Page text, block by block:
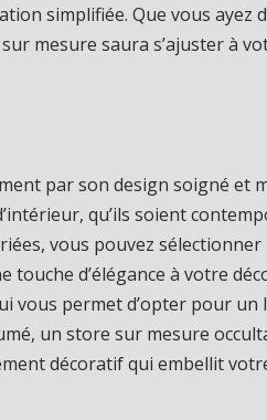
simplifiée. Que vous ayez
mesure saura s’ajuster à
par son design soigné et
qu’ils soient
vous pouvez
d’élégance à votre
vous permet d’opter pour un
un store sur mesure
décoratif qui embellit